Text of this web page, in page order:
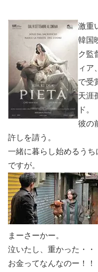
激重
韓国
ク監
ィア
で受
天涯
ド。
彼の
許しを請う。
一緒に暮らし始めるう
ですが。
まーさーかー。
泣いたし、重かった・・
お金ってなんなのー！！